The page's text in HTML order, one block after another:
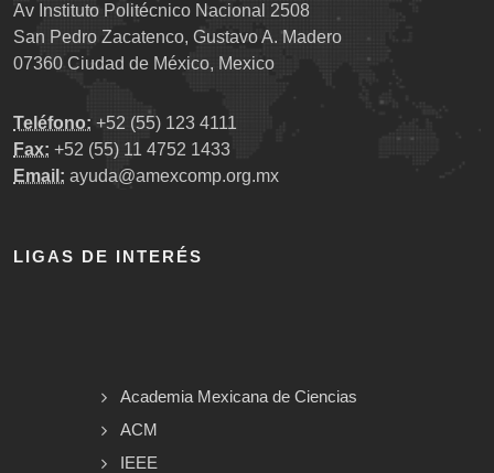
Av Instituto Politécnico Nacional 2508
San Pedro Zacatenco, Gustavo A. Madero
07360 Ciudad de México, Mexico
Teléfono: +52 (55) 123 4111
Fax: +52 (55) 11 4752 1433
Email: ayuda@amexcomp.org.mx
LIGAS DE INTERÉS
Academia Mexicana de Ciencias
ACM
IEEE